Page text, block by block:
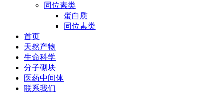
同位素类
蛋白质
同位素类
首页
天然产物
生命科学
分子砌块
医药中间体
联系我们